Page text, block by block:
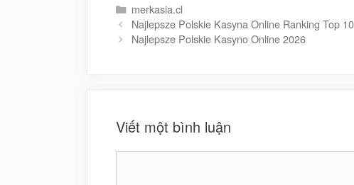
Danh
mục
merkasia.cl
Najlepsze Polskie Kasyna Online Ranking Top
Najlepsze Polskie Kasyno Online 2026
Viết một bình luận